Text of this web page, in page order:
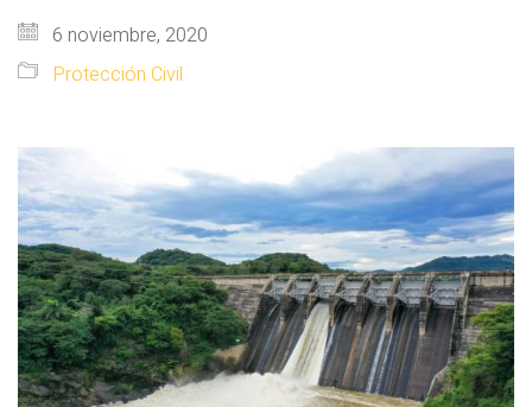
6 noviembre, 2020
Protección Civil